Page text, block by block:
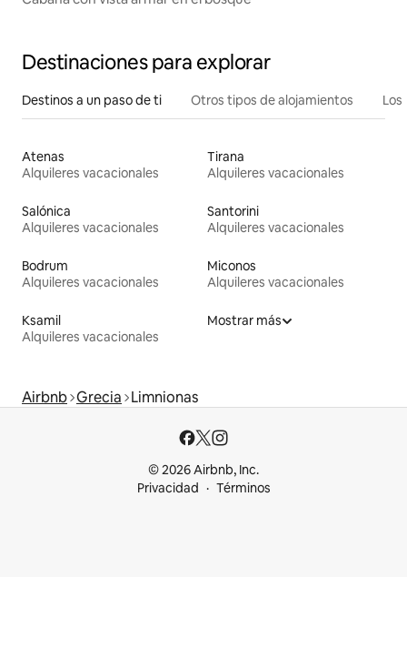
Destinaciones para explorar
Destinos a un paso de ti Otros tipos de alojamientos
Atenas
Alquileres vacacionales
Tirana
Alquileres vacacionales
Salónica
Alquileres vacacionales
Santorini
Alquileres vacacionales
Bodrum
Alquileres vacacionales
Miconos
Alquileres vacacionales
Ksamil
Alquileres vacacionales
Mostrar más
Airbnb Grecia Limnionas
© 2026 Airbnb, Inc.
Privacidad
Términos